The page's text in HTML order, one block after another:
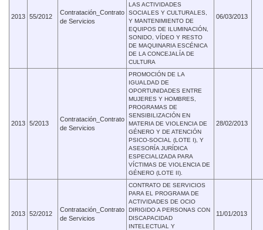
2013 55/2012
Contratación_Contrato
de Servicios
LAS ACTIVIDADES
SOCIALES Y CULTURALES,
Y MANTENIMIENTO DE
EQUIPOS DE ILUMINACIÓN,
SONIDO, VÍDEO Y RESTO
DE MAQUINARIA ESCÉNICA
DE LA CONCEJALÍA DE
CULTURA
06/03/2013
2013 5/2013
Contratación_Contrato
de Servicios
PROMOCIÓN DE LA
IGUALDAD DE
OPORTUNIDADES ENTRE
MUJERES Y HOMBRES,
PROGRAMAS DE
SENSIBILIZACIÓN EN
MATERIA DE VIOLENCIA DE
GÉNERO Y DE ATENCIÓN
PSICO-SOCIAL (LOTE I), Y
ASESORÍA JURÍDICA
ESPECIALIZADA PARA
VÍCTIMAS DE VIOLENCIA DE
GÉNERO (LOTE II).
28/02/2013
2013 52/2012
Contratación_Contrato
de Servicios
CONTRATO DE SERVICIOS
PARA EL PROGRAMA DE
ACTIVIDADES DE OCIO
DIRIGIDO A PERSONAS CON
DISCAPACIDAD
INTELECTUAL Y
11/01/2013